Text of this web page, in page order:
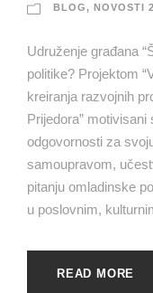
BLOG, NOVOSTI
Udruženje građana
politike? Projektom
kreiranja razvojnih
Prijedora”
odgovornosti za
samoupravom,
pitanju omladinske
u poslovnim,
READ MORE